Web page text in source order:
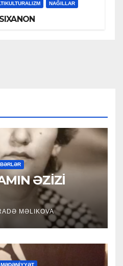
NAĞILLAR
ƏZİZİ
MƏLIKOVA
MƏDƏNİYYƏT